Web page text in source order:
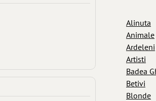
Alinuta
Animale
Ardeleni
Artisti
Badea
Betivi
Blonde